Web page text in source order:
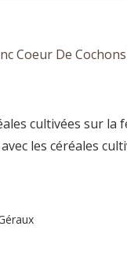
Coeur De
cultivées sur
les céréales